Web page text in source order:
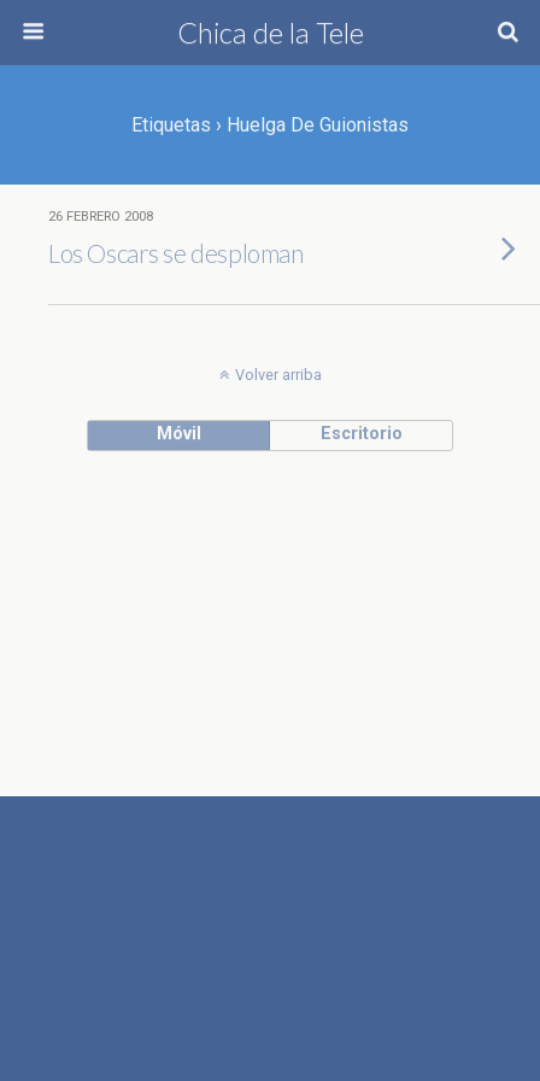
Chica de la Tele
Etiquetas › Huelga De Guionistas
26 FEBRERO 2008
Los Oscars se desploman
Volver arriba
Móvil Escritorio